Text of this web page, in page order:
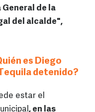
de la
del alcalde",
es Diego
detenido?
estar el
, en las